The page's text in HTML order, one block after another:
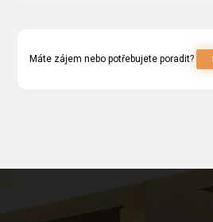
Máte zájem nebo potřebujete poradit?